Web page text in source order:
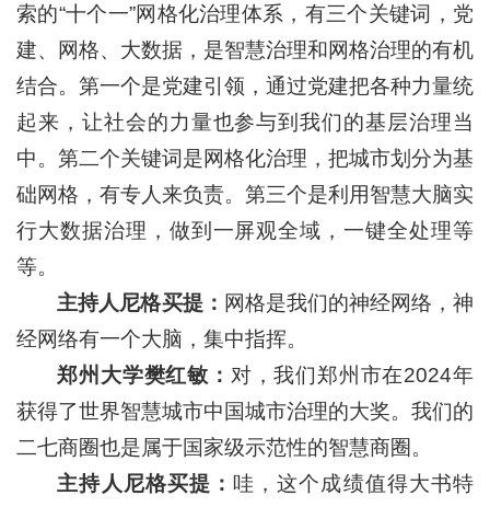
索的“十个一”网格化治理体系，有三个关键词，党
建、网格、大数据，是智慧治理和网格治理的有机
结合。第一个是党建引领，通过党建把各种力量统
起来，让社会的力量也参与到我们的基层治理当
中。第二个关键词是网格化治理，把城市划分为基
础网格，有专人来负责。第三个是利用智慧大脑实
行大数据治理，做到一屏观全域，一键全处理等
等。
主持人尼格买提： 网格是我们的神经网络，神
经网络有一个大脑，集中指挥。
郑州大学樊红敏： 对，我们郑州市在2024年
获得了世界智慧城市中国城市治理的大奖。我们的
二七商圈也是属于国家级示范性的智慧商圈。
主持人尼格买提： 哇，这个成绩值得大书特